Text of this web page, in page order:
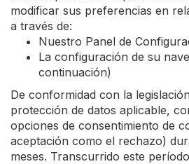
modificar sus preferencias en
a través de:
Nuestro Panel de
La configuración de su
continuación)
De conformidad con la
protección de datos aplicable,
opciones de consentimiento de
aceptación como el rechazo)
meses. Transcurrido este